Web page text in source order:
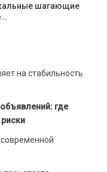
шагающие
на стабильность
где